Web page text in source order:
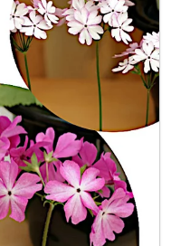
かぎけん花図鑑